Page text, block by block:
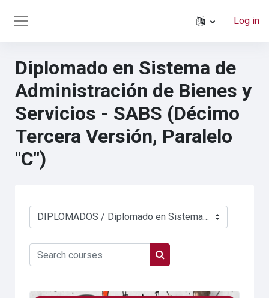
Log in
Diplomado en Sistema de
Administración de Bienes y
Servicios - SABS (Décimo
Tercera Versión, Paralelo
"C")
Course categories
Search courses
Search courses